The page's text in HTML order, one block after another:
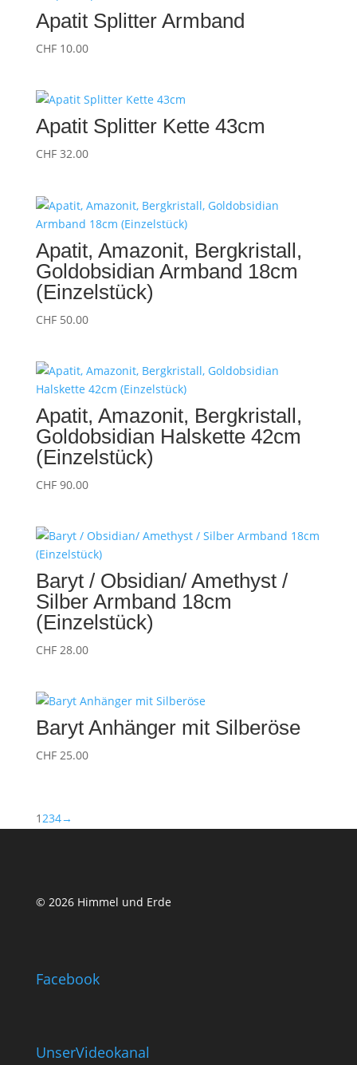
Apatit Splitter Armband
CHF10.00
Apatit Splitter Kette 43cm
CHF32.00
Apatit, Amazonit, Bergkristall,
Goldobsidian Armband 18cm
(Einzelstück)
CHF50.00
Apatit, Amazonit, Bergkristall,
Goldobsidian Halskette 42cm
(Einzelstück)
CHF90.00
Baryt / Obsidian/ Amethyst /
Silber Armband 18cm
(Einzelstück)
CHF28.00
Baryt Anhänger mit Silberöse
CHF25.00
1234→
© 2026 Himmel und Erde
Facebook
UnserVideokanal